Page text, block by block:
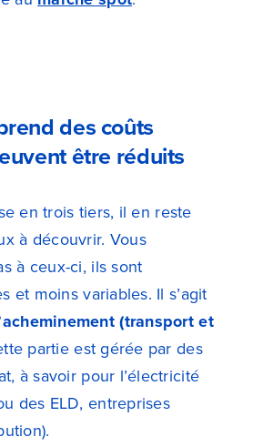
des coûts
être réduits
en trois tiers, il en reste
à découvrir. Vous
à ceux-ci, ils sont
et moins variables. Il s’agit
(transport et
partie est gérée par des
à savoir pour l’électricité
des ELD, entreprises